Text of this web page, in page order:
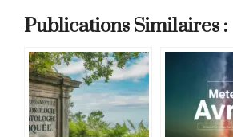
Publications Similaires :